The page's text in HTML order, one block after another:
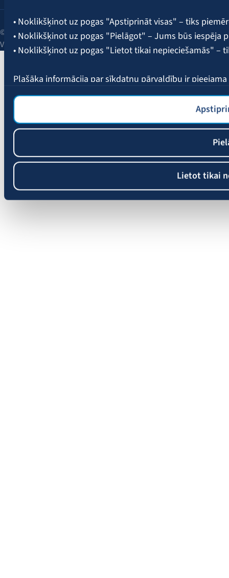
• Noklikšķinot uz pogas "Apstiprināt visas" – tiks
• Noklikšķinot uz pogas "Pielāgot" – Jums būs iespēja
• Noklikšķinot uz pogas "Lietot tikai nepieciešamās" –
Plašāka informācija par sīkdatņu pārvaldību ir pieejama
Lietot tikai
© 2026 AAS BALTA | Skanstes iela 25, Rīga, LV-1013, Latvija.
Vienotais reģ. Nr. 40003049409.